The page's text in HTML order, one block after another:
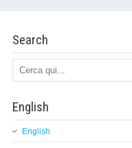
Search
English
English